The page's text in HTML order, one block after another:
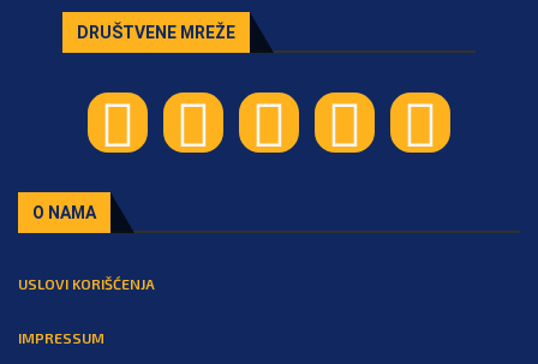
DRUŠTVENE MREŽE
O NAMA
USLOVI KORIŠĆENJA
IMPRESSUM